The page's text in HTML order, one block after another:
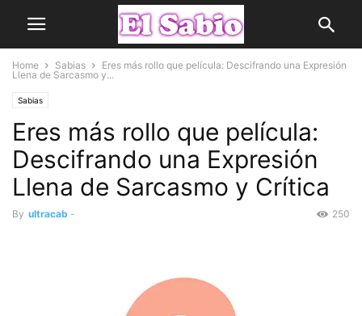
Home Sabias
Eres más rollo que película: Descifrando una Expresión
Llena de Sarcasmo y...
Sabias
Eres más rollo que película:
Descifrando una Expresión
Llena de Sarcasmo y Crítica
By ultracab - 250